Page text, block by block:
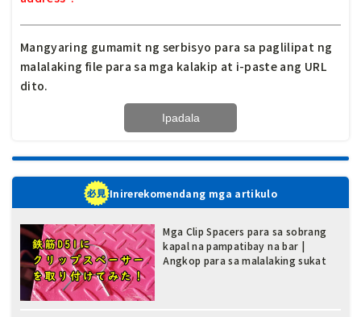
Mangyaring gumamit ng serbisyo para sa paglilipat ng
malalaking file para sa mga kalakip at i-paste ang URL
dito.
Inirerekomendang mga artikulo
Mga Clip Spacers para sa sobrang
kapal na pampatibay na bar |
Angkop para sa malalaking sukat